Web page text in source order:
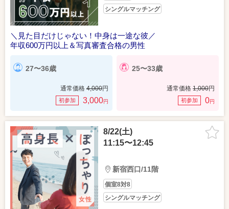
シングルマッチング
＼見た目だけじゃない！中身は一途な彼／
年収600万円以上＆写真審査合格の男性
27〜36歳
通常価格 4,000円
初参加 3,000円
25〜33歳
通常価格 1,000円
初参加 0円
8/22(土)
11:15〜12:45
新宿西口/11階
個室8対8
シングルマッチング